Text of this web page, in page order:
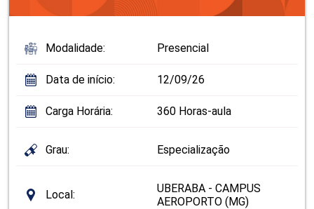
Modalidade: Presencial
Data de início: 12/09/26
Carga Horária: 360 Horas-aula
Grau: Especialização
Local:
UBERABA - CAMPUS
AEROPORTO (MG)